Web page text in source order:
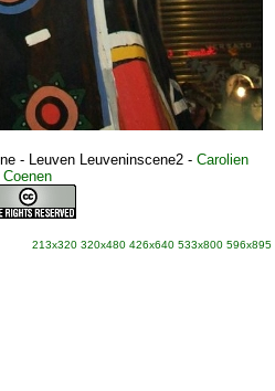
- Leuven Leuveninscene2 - Carolien
Coenen
213x320 320x480 426x640 533x800 596x895